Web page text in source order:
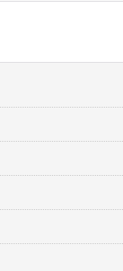
[CROCO-RC-1]
ワ